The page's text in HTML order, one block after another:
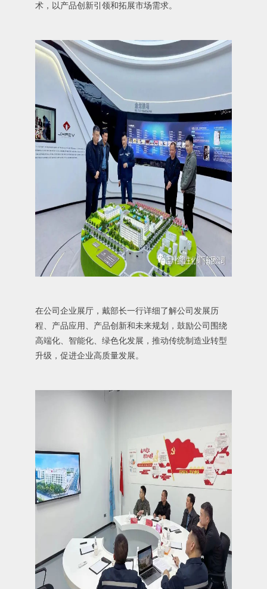
术，以产品创新引领和拓展市场需求。
在公司企业展厅，戴部长一行详细了解公司发展历
程、产品应用、产品创新和未来规划，鼓励公司围绕
高端化、智能化、绿色化发展，推动传统制造业转型
升级，促进企业高质量发展。